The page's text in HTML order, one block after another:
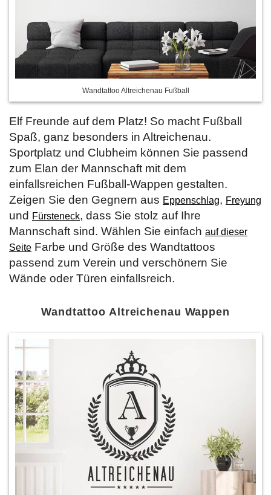
Wandtattoo Altreichenau Fußball
Elf Freunde auf dem Platz! So macht Fußball
Spaß, ganz besonders in Altreichenau.
Sportplatz und Clubheim können Sie passend
zum Elan der Mannschaft mit dem
einfallsreichen Fußball-Wappen gestalten.
Zeigen Sie den Gegnern aus Eppenschlag, Freyung
und Fürsteneck, dass Sie stolz auf Ihre
Mannschaft sind. Wählen Sie einfach auf dieser
Seite Farbe und Größe des Wandtattoos
passend zum Verein und verschönern Sie
Wände oder Türen einfallsreich.
Wandtattoo Altreichenau Wappen